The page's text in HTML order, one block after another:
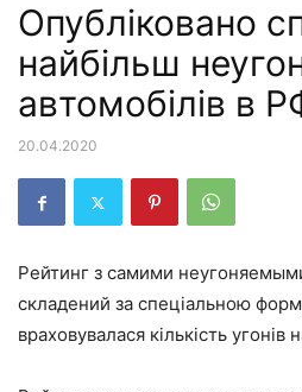
Опубліковано
найбільш
автомобілів в
20.04.2020
Рейтинг з самими
складений за спеціальною
враховувалася кількість